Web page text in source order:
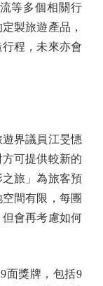
等多個相關行
製旅遊產品，
程，未來亦會
界議員江旻憓
可提供較新的
旅」為旅客預
間有限，每團
會再考慮如何
獎牌，包括9